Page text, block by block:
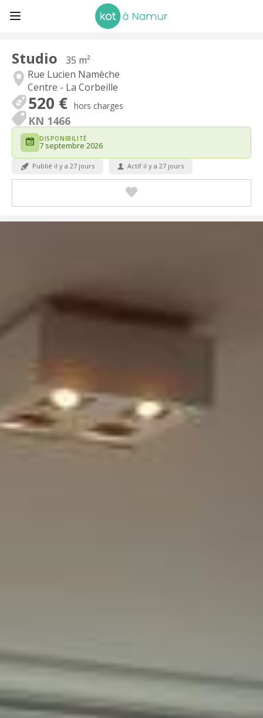
Studio
35 m²
Rue Lucien Namèche
Centre - La Corbeille
520 € hors charges
KN 1466
DISPONIBILITÉ
7 septembre 2026
Publié il y a 27 jours Actif il y a 27 jours